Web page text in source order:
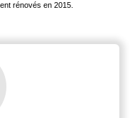
rénovés en 2015.
le fleuve et à
plage, la Résidence
20 appartements du
rénovés en 2015.